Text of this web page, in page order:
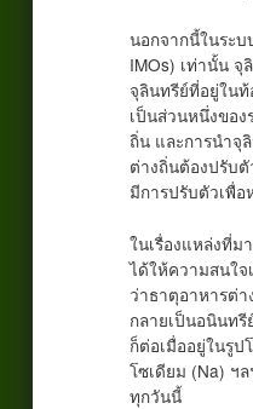
นอกจากนี้ในระบ
IMOs) เท่านั้น จุ
จุลินทรีย์ที่อยู่ใน
เป็นส่วนหนึ่งขอ
ถิ่น และการนำจุ
ต่างถิ่นต้องปรับ
มีการปรับตัวเพื่
ในเรื่องแหล่งที่ม
ได้ให้ความสนใ
ว่าธาตุอาหารต่า
กลายเป็นอนินทรี
ก็ต่อเมื่ออยู่ในรูป
โซเดียม (Na) ฯ
ทุกวันนี้